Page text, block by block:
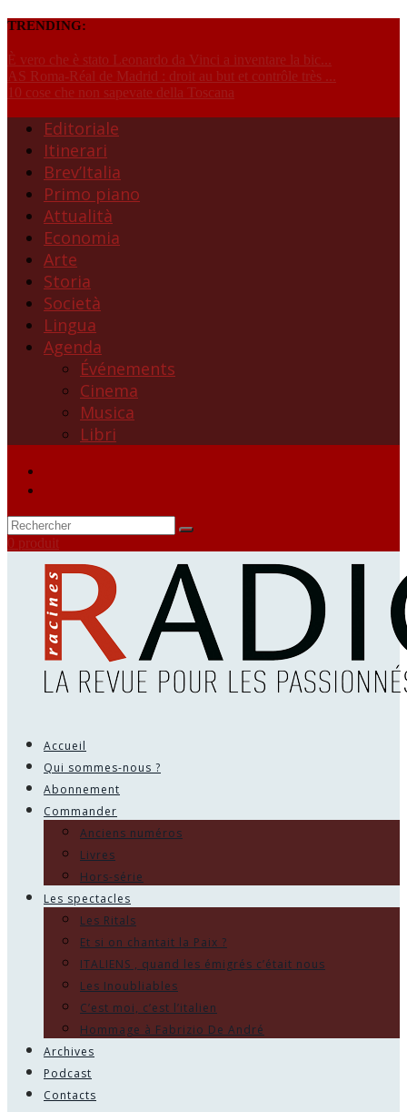
TRENDING:
È vero che è stato Leonardo da Vinci a inventare la bic...
AS Roma-Réal de Madrid : droit au but et contrôle très ...
10 cose che non sapevate della Toscana
Editoriale
Itinerari
Brev’Italia
Primo piano
Attualità
Economia
Arte
Storia
Società
Lingua
Agenda
Événements
Cinema
Musica
Libri
0 produit
Accueil
Qui sommes-nous ?
Abonnement
Commander
Anciens numéros
Livres
Hors-série
Les spectacles
Les Ritals
Et si on chantait la Paix ?
ITALIENS , quand les émigrés c’était nous
Les Inoubliables
C’est moi, c’est l’italien
Hommage à Fabrizio De André
Archives
Podcast
Contacts